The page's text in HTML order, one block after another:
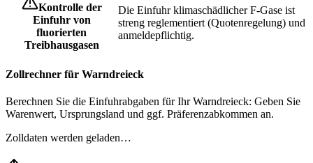
Kontrolle der
Einfuhr von
fluorierten
Treibhausgasen
Die Einfuhr klimaschädlicher F-Gase ist
streng reglementiert (Quotenregelung) und
anmeldepflichtig.
Zollrechner für Warndreieck
Berechnen Sie die Einfuhrabgaben für Ihr Warndreieck: Geben Sie
Warenwert, Ursprungsland und ggf. Präferenzabkommen an.
Zolldaten werden geladen…